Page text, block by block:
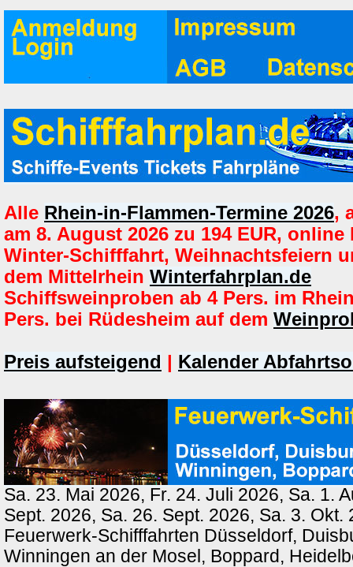
Alle Rhein-in-Flammen-Termine 2026,
am 8. August 2026 zu 194 EUR, online
Winter-Schifffahrt, Weihnachtsfeiern
dem Mittelrhein Winterfahrplan.de
Schiffsweinproben ab 4 Pers. im
Pers. bei Rüdesheim auf dem
Preis aufsteigend | Kalender
Sa. 23. Mai 2026, Fr. 24. Juli 2026, Sa. 1.
Sept. 2026, Sa. 26. Sept. 2026, Sa. 3. Okt.
Feuerwerk-Schifffahrten Düsseldorf,
Winningen an der Mosel, Boppard,